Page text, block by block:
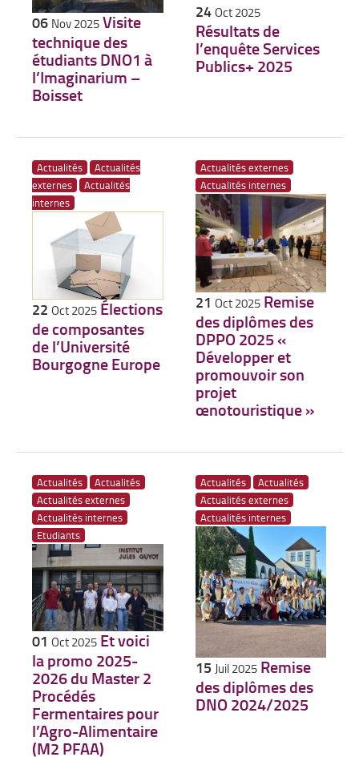
06 Nov 2025Visite
technique des
étudiants DNO1 à
l’Imaginarium –
Boisset
24Oct 2025
Résultats de
l’enquête Services
Publics+ 2025
Actualités
Actualités
externes
Actualités
internes
22 Oct 2025 Élections
de composantes
de l’Université
Bourgogne Europe
Actualités externes
Actualités internes
21 Oct 2025 Remise
des diplômes des
DPPO 2025 «
Développer et
promouvoir son
projet
œnotouristique »
Actualités
Actualités
Actualités externes
Actualités internes
Etudiants
01 Oct 2025 Et voici
la promo 2025-
2026 du Master 2
Procédés
Fermentaires pour
l’Agro-Alimentaire
(M2 PFAA)
Actualités
Actualités
Actualités externes
Actualités internes
15 Juil 2025 Remise
des diplômes des
DNO 2024/2025